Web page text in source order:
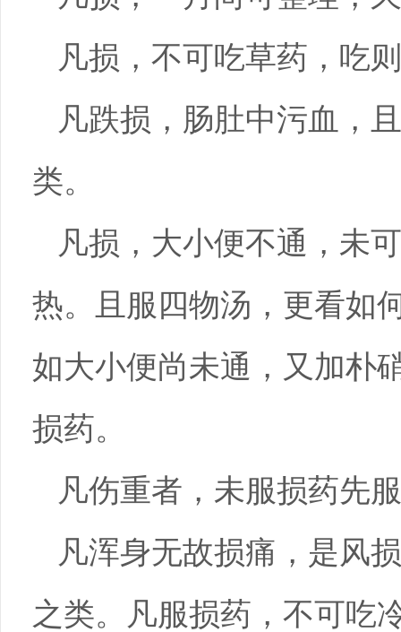
凡损，不可吃草药，吃
凡跌损，肠肚中污血，
类。
凡损，大小便不通，未
热。且服四物汤，更看如
如大小便尚未通，又加朴
损药。
凡伤重者，未服损药先
凡浑身无故损痛，是风
之类。凡服损药，不可吃